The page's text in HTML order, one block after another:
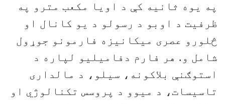
په یوه ثانیه کې د اویا مکعب مترو په
ظرفیت د اوبو د رسولو د یو کانال او
څلورو عصری میکانیزه فارمونو جوړول
شامل و. هر فارم دفامیلیو لپاره د
استوګنې بلاکونه، سیلو، د مالداری
تاسیسات، د میوو د پروسس تکنالوژي او